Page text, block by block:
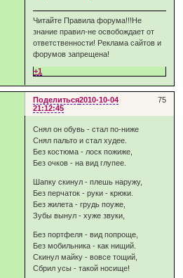
Читайте Правила форума!!!Не
знание правил-не освобождает от
ответственности! Реклама сайтов и
форумов запрещена!
+1
Поделиться 75
2010-10-04
21:12:45
Снял он обувь - стал по-ниже
Снял пальто и стал худее.
Без костюма - лоск пожиже,
Без очков - на вид глупее.
Шапку скинул - плешь наружу,
Без перчаток - руки - крюки.
Без жилета - грудь поуже,
Зубы вынул - хуже звуки,
Без портфеля - вид попроще,
Без мобильника - как нищий.
Скинул майку - вовсе тощий,
Сбрил усы - такой носище!